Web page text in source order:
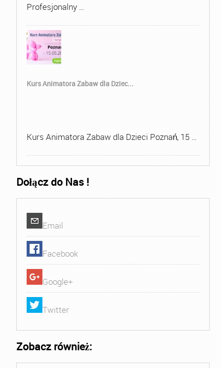
Profesjonalny …
Kurs Animatora Zabaw dla Dziec...
Kurs Animatora Zabaw dla Dzieci Poznań, 15 …
Dołącz do Nas !
Email
Facebook
Google+
Twitter
Zobacz również: